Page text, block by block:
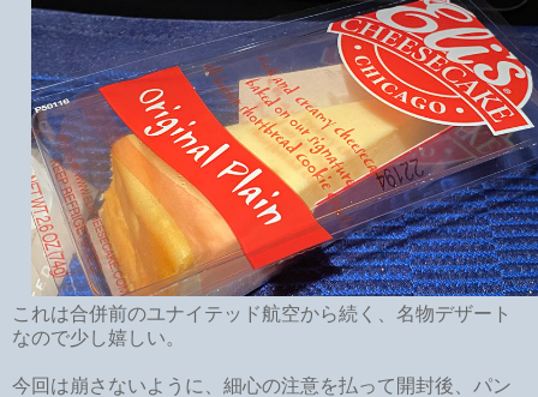
これは合併前のユナイテッド航空から続く、名物デザート
なので少し嬉しい。
今回は崩さないように、細心の注意を払って開封後、パン